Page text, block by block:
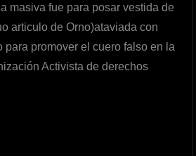
masiva fue para posar vestida de
articulo de Orno)ataviada con
para promover el cuero falso en la
Activista de derechos